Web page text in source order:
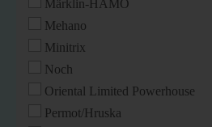
Märklin-HAMO
Mehano
Minitrix
Noch
Oriental Limited Powerhouse
Permot/Hruska